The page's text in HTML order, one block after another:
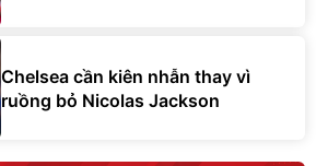
Chelsea cần kiên nhẫn thay vì
ruồng bỏ Nicolas Jackson